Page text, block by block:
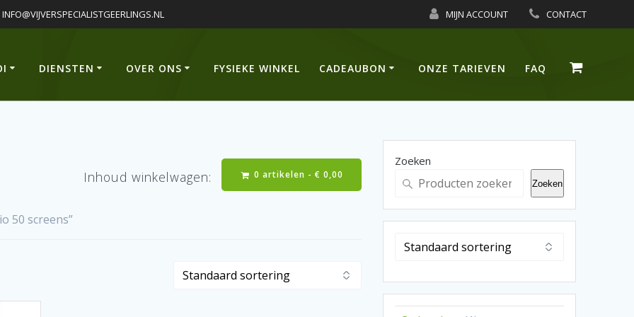
INFO@VIJVERSPECIALISTGEERLINGS.NL MIJN ACCOUNT CONTACT
DIENSTEN OVER ONS FYSIEKE WINKEL CADEAUBON ONZE TARIEVEN FAQ
Inhoud winkelwagen: 0 artikelen -€ 0,00
50 screens”
Zoeken
Zoeken